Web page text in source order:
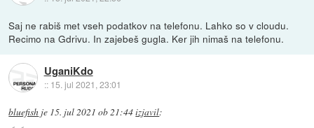
Saj ne rabiš met vseh podatkov na telefonu. Lahko so v cloudu.
Recimo na Gdrivu. In zajebeš gugla. Ker jih nimaš na telefonu.
UganiKdo
:: 15. jul 2021, 23:01
bluefish je 15. jul 2021 ob 21:44izjavil: